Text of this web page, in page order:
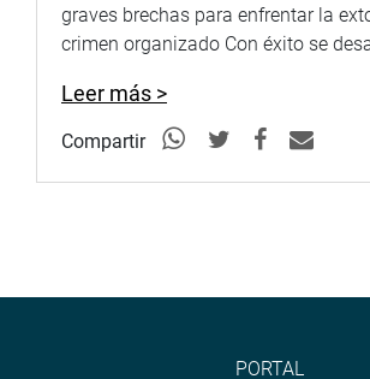
graves brechas para enfrentar la
crimen organizado Con éxito se
Leer más >
Compartir
PORTAL